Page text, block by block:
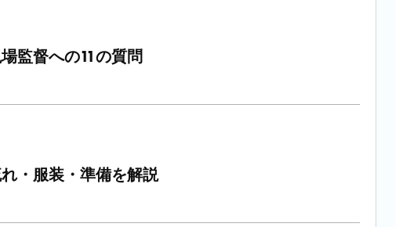
監督への11の質問
・服装・準備を解説